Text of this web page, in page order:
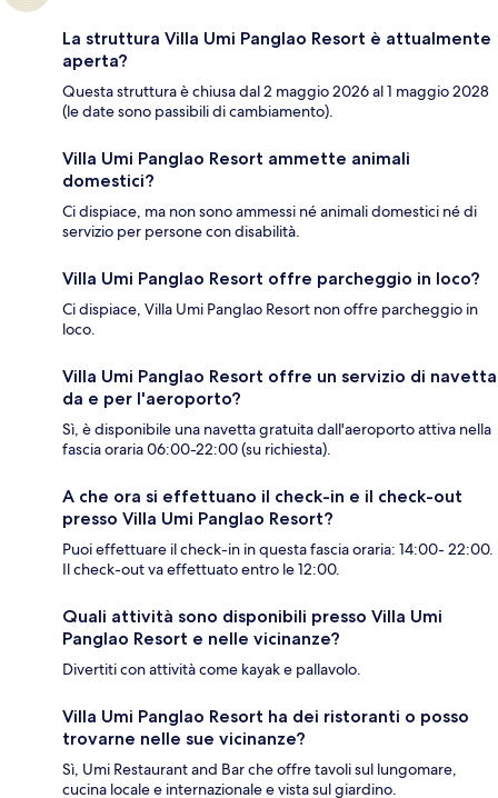
La struttura Villa Umi Panglao Resort è attualmente
aperta?
Questa struttura è chiusa dal 2 maggio 2026 al 1 maggio 2028
(le date sono passibili di cambiamento).
Villa Umi Panglao Resort ammette animali
domestici?
Ci dispiace, ma non sono ammessi né animali domestici né di
servizio per persone con disabilità.
Villa Umi Panglao Resort offre parcheggio in loco?
Ci dispiace, Villa Umi Panglao Resort non offre parcheggio in
loco.
Villa Umi Panglao Resort offre un servizio di navetta
da e per l'aeroporto?
Sì, è disponibile una navetta gratuita dall'aeroporto attiva nella
fascia oraria 06:00-22:00 (su richiesta).
A che ora si effettuano il check-in e il check-out
presso Villa Umi Panglao Resort?
Puoi effettuare il check-in in questa fascia oraria: 14:00- 22:00.
Il check-out va effettuato entro le 12:00.
Quali attività sono disponibili presso Villa Umi
Panglao Resort e nelle vicinanze?
Divertiti con attività come kayak e pallavolo.
Villa Umi Panglao Resort ha dei ristoranti o posso
trovarne nelle sue vicinanze?
Sì, Umi Restaurant and Bar che offre tavoli sul lungomare,
cucina locale e internazionale e vista sul giardino.